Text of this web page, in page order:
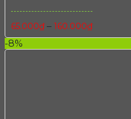
65.000₫– 160.000₫
-8%